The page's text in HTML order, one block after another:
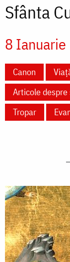
Sfânta
8 Ianuarie
Canon
Articole despre
Tropar